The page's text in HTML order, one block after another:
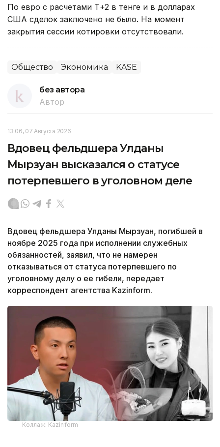
По евро с расчетами Т+2 в тенге и в долларах
США сделок заключено не было. На момент
закрытия сессии котировки отсутствовали.
Общество Экономика KASE
без автора
Автор
13:06, 07 Августа 2026
Вдовец фельдшера Улданы
Мырзуан высказался о статусе
потерпевшего в уголовном деле
Вдовец фельдшера Улданы Мырзуан, погибшей в
ноябре 2025 года при исполнении служебных
обязанностей, заявил, что не намерен
отказываться от статуса потерпевшего по
уголовному делу о ее гибели, передает
корреспондент агентства Kazinform.
Коллаж: Kazinform